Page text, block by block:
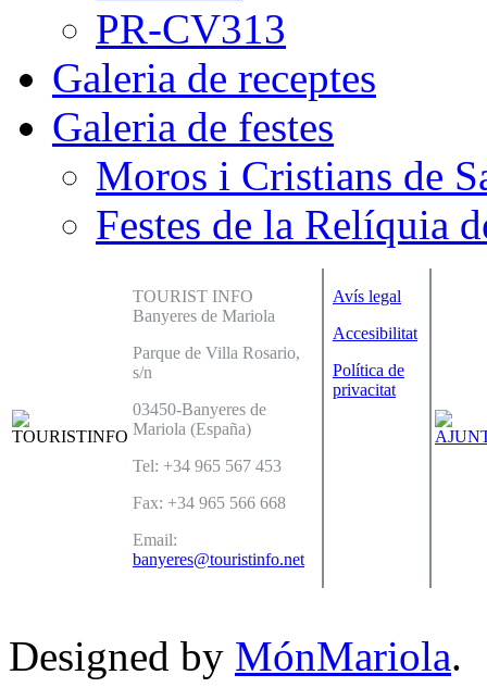
PR-CV313
Galeria de receptes
Galeria de festes
Moros i Cristians de
Festes de la Relíquia
TOURIST INFO
Banyeres de Mariola
Parque de Villa Rosario,
s/n
03450-Banyeres de
Mariola (España)
Tel: +34 965 567 453
Fax: +34 965 566 668
Email:
banyeres@touristinfo.net
Avís legal
Accesibilitat
Política de
privacitat
Designed by MónMariola.